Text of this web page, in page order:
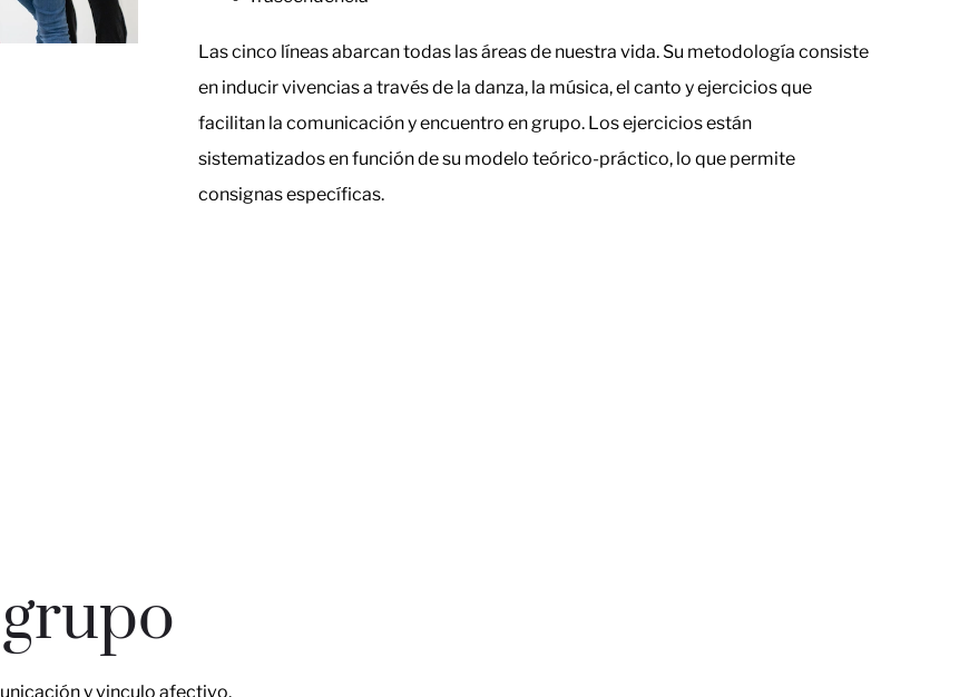
Las cinco líneas abarcan todas las áreas de nuestra vida. Su metodología consiste
en inducir vivencias a través de la danza, la música, el canto y ejercicios que
facilitan la comunicación y encuentro en grupo. Los ejercicios están
sistematizados en función de su modelo teórico-práctico, lo que permite
consignas específicas.
y vinculo afectivo.